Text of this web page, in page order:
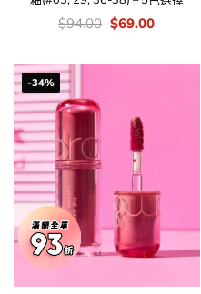
價
錢：
$94.00 Original
price
$94.00.
$69.00Current
$69.00.
-34%